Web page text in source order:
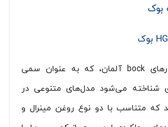
بوک
این سری از کمپرسورهای bock آلمان، که به عنوان سمی
شناخته می‌شود مدل‌های متنوعی در
که متناسب با دو نوع روغن مینرال و